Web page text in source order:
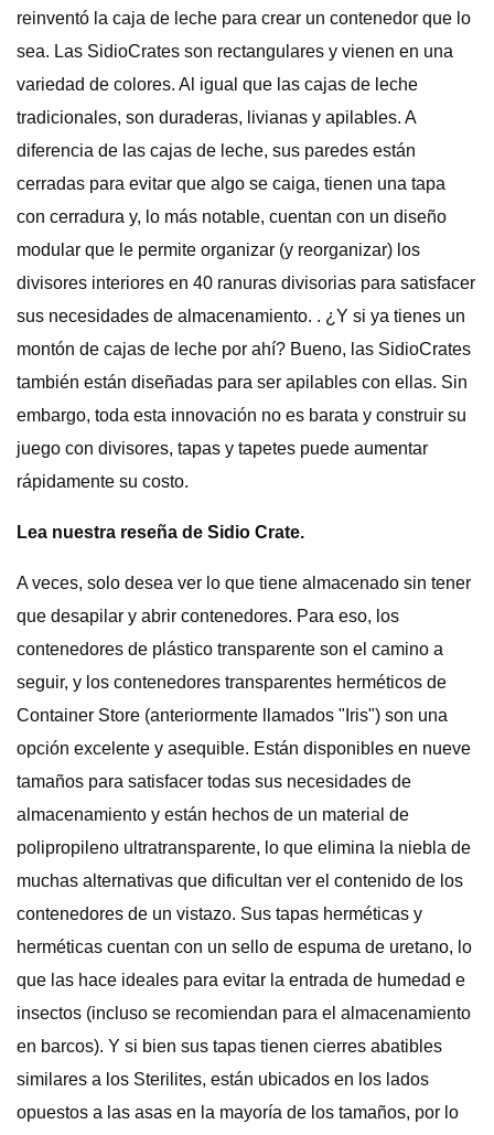
reinventó la caja de leche para crear un contenedor que lo
sea. Las SidioCrates son rectangulares y vienen en una
variedad de colores. Al igual que las cajas de leche
tradicionales, son duraderas, livianas y apilables. A
diferencia de las cajas de leche, sus paredes están
cerradas para evitar que algo se caiga, tienen una tapa
con cerradura y, lo más notable, cuentan con un diseño
modular que le permite organizar (y reorganizar) los
divisores interiores en 40 ranuras divisorias para satisfacer
sus necesidades de almacenamiento. . ¿Y si ya tienes un
montón de cajas de leche por ahí? Bueno, las SidioCrates
también están diseñadas para ser apilables con ellas. Sin
embargo, toda esta innovación no es barata y construir su
juego con divisores, tapas y tapetes puede aumentar
rápidamente su costo.
Lea nuestra reseña de Sidio Crate.
A veces, solo desea ver lo que tiene almacenado sin tener
que desapilar y abrir contenedores. Para eso, los
contenedores de plástico transparente son el camino a
seguir, y los contenedores transparentes herméticos de
Container Store (anteriormente llamados "Iris") son una
opción excelente y asequible. Están disponibles en nueve
tamaños para satisfacer todas sus necesidades de
almacenamiento y están hechos de un material de
polipropileno ultratransparente, lo que elimina la niebla de
muchas alternativas que dificultan ver el contenido de los
contenedores de un vistazo. Sus tapas herméticas y
herméticas cuentan con un sello de espuma de uretano, lo
que las hace ideales para evitar la entrada de humedad e
insectos (incluso se recomiendan para el almacenamiento
en barcos). Y si bien sus tapas tienen cierres abatibles
similares a los Sterilites, están ubicados en los lados
opuestos a las asas en la mayoría de los tamaños, por lo